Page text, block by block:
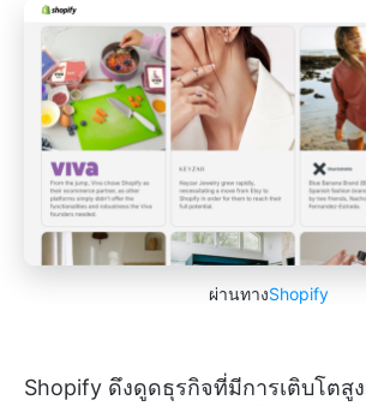
ผ่านทางShopify
Shopify ดึงดูดธุรกิจที่มีการเติบโตสู